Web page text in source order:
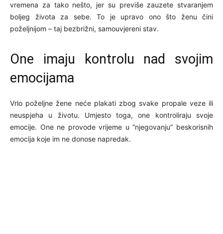
vremena za tako nešto, jer su previše zauzete stvaranjem
boljeg života za sebe. To je upravo ono što ženu čini
poželjnijom – taj bezbrižni, samouvjereni stav.
One imaju kontrolu nad svojim
emocijama
Vrlo poželjne žene neće plakati zbog svake propale veze ili
neuspjeha u životu. Umjesto toga, one kontroliraju svoje
emocije. One ne provode vrijeme u “njegovanju” beskorisnih
emocija koje im ne donose napredak.